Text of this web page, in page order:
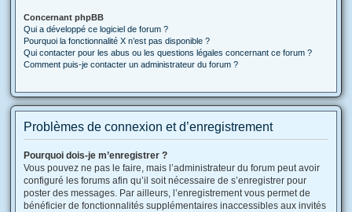
Concernant phpBB
Qui a développé ce logiciel de forum ?
Pourquoi la fonctionnalité X n’est pas disponible ?
Qui contacter pour les abus ou les questions légales concernant ce forum ?
Comment puis-je contacter un administrateur du forum ?
Problèmes de connexion et d’enregistrement
Pourquoi dois-je m’enregistrer ?
Vous pouvez ne pas le faire, mais l’administrateur du forum peut avoir
configuré les forums afin qu’il soit nécessaire de s’enregistrer pour
poster des messages. Par ailleurs, l’enregistrement vous permet de
bénéficier de fonctionnalités supplémentaires inaccessibles aux invités